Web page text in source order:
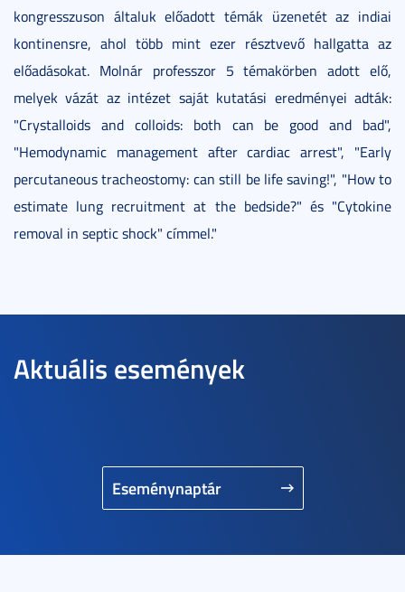
kongresszuson általuk előadott témák üzenetét az indiai
kontinensre, ahol több mint ezer résztvevő hallgatta az
előadásokat. Molnár professzor 5 témakörben adott elő,
melyek vázát az intézet saját kutatási eredményei adták:
"Crystalloids and colloids: both can be good and bad",
"Hemodynamic management after cardiac arrest", "Early
percutaneous tracheostomy: can still be life saving!", "How to
estimate lung recruitment at the bedside?" és "Cytokine
removal in septic shock" címmel."
Aktuális események
Eseménynaptár